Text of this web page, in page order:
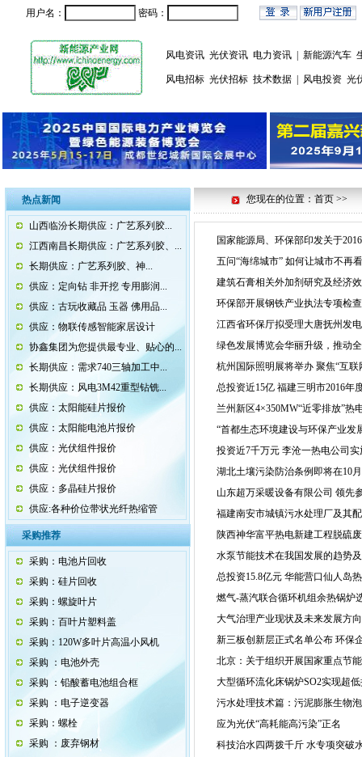
用户名： 密码：
风电资讯 光伏资讯 电力资讯 新能源汽车
风电招标 光伏招标 技术数据 风电投资 光
热点新闻
山西临汾长期供应：广艺系列胶...
江西南昌长期供应：广艺系列胶、...
长期供应：广艺系列胶、神...
供应：定向钻 非开挖 专用膨润...
供应：古玩收藏品 玉器 佛用品...
供应：物联传感智能家居设计
协鑫集团为您提供最专业、贴心的...
长期供应：需求740三轴加工中...
长期供应：风电3M42重型钻铣...
供应：太阳能硅片报价
供应：太阳能电池片报价
供应：光伏组件报价
供应：光伏组件报价
供应：多晶硅片报价
供应:各种价位带状光纤热缩管
采购推荐
采购：电池片回收
采购：硅片回收
采购：螺旋叶片
采购：百叶片塑料盖
采购：120W多叶片高温小风机
采购 ：电池外壳
采购 ：铅酸蓄电池组合框
采购 ：电子逆变器
采购：螺栓
采购 ：废弃钢材
您现在的位置：首页 >>
国家能源局、环保部印发关于
五问“海绵城市” 如何让城市不再
建筑石膏相关外加剂研究及经济
环保部开展钢铁产业执法专项检
江西省环保厅拟受理大唐抚州发
绿色发展博览会华丽升级，推动
杭州国际照明展将举办 聚焦“互联
总投资近15亿 福建三明市2016年
兰州新区4×350MW“近零排放”热
“首都生态环境建设与环保产业发
投资近7千万元 李沧一热电公司
湖北土壤污染防治条例即将在10
山东超万采暖设备有限公司 领先
福建南安市城镇污水处理厂及其
陕西神华富平热电新建工程脱硫
水泵节能技术在我国发展的趋势
总投资15.8亿元 华能营口仙人岛
燃气-蒸汽联合循环机组余热锅炉
大气治理产业现状及未来发展方
新三板创新层正式名单公布 环保
北京：关于组织开展国家重点节
大型循环流化床锅炉SO2实现超
污水处理技术篇：污泥膨胀生物
应为光伏“高耗能高污染”正名
科技治水四两拨千斤 水专项突破